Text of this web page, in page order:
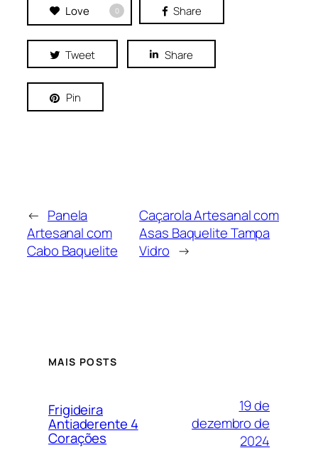
Love 0 Share
Tweet Share
Pin
← Panela
Artesanal com
Cabo Baquelite
Caçarola Artesanal com
Asas Baquelite Tampa
Vidro →
MAIS POSTS
Frigideira
Antiaderente 4
Corações
19 de
dezembro de
2024